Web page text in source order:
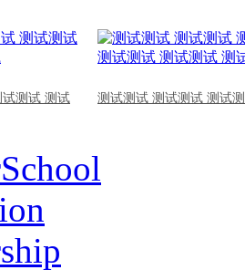
测试 测试 测试测试 测试测试 测试